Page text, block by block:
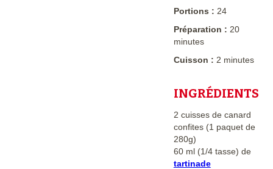
Portions : 24
Préparation : 20
minutes
Cuisson : 2 minutes
INGRÉDIENTS
2 cuisses de canard
confites (1 paquet de
280g)
60 ml (1/4 tasse) de
tartinade